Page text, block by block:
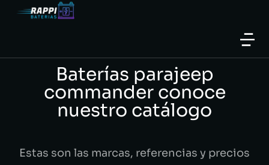
Baterías parajeep
commander conoce
nuestro catálogo
Estas son las marcas, referencias y precios